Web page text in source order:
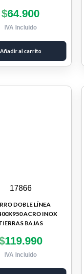
$64.900
IVA Incluido
Añadir al carrito
17866
DOBLE LÍNEA
ACRO INOX
BAJAS
119.990
IVA Incluido